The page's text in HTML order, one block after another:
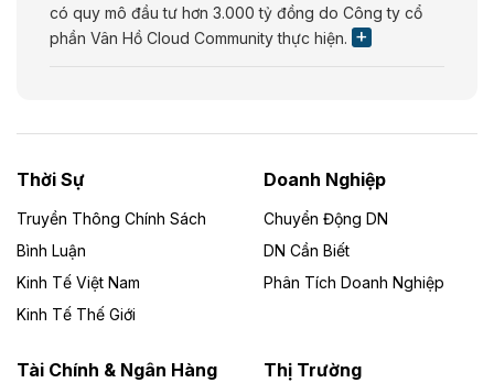
có quy mô đầu tư hơn 3.000 tỷ đồng do Công ty cổ
phần Vân Hồ Cloud Community thực hiện.
Dự án Nhà máy xử lý rác và phát điện Bắc Giang do
Công ty TNHH Năng lượng môi trường Bắc Giang làm
Theo vietnamfinance.vn
Đức Long Gia Lai mở rộng ‘hệ sinh thái’
Lai
Thời Sự
Truyền Thông Chính Sách
Bình Luận
Kinh Tế Việt Nam
Kinh Tế Thế Giới
Doanh Nghiệp
Chuyển Động DN
DN Cần Biết
Phân Tích Doanh Nghiệp
Tài Chính & Ngân Hàng Thị Trường